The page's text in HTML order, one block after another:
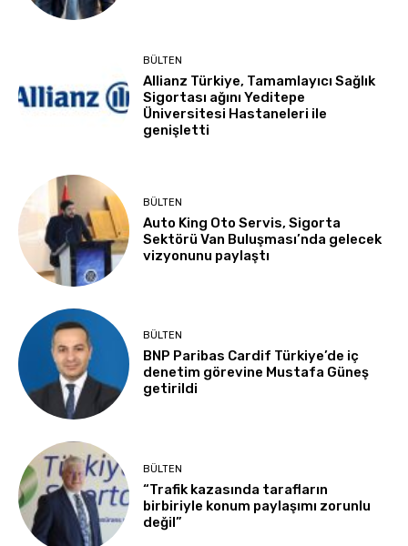
BÜLTEN
Allianz Türkiye, Tamamlayıcı Sağlık
Sigortası ağını Yeditepe
Üniversitesi Hastaneleri ile
genişletti
BÜLTEN
Auto King Oto Servis, Sigorta
Sektörü Van Buluşması’nda gelecek
vizyonunu paylaştı
BÜLTEN
BNP Paribas Cardif Türkiye’de iç
denetim görevine Mustafa Güneş
getirildi
BÜLTEN
“Trafik kazasında tarafların
birbiriyle konum paylaşımı zorunlu
değil”